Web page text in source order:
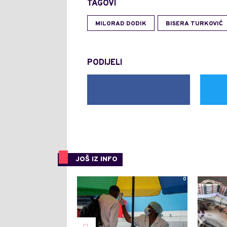
TAGOVI
MILORAD DODIK BISERA TURKOVIĆ
PODIJELI
JOŠ IZ INFO
0